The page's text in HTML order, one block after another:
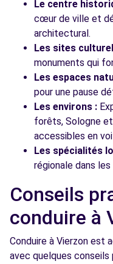
Le centre
cœur de ville et
architectural.
Les sites
monuments qui
Les espaces
pour une pause
Les environs :
forêts, Sologne
accessibles en
Les spécialités
régionale dans
Conseils
conduire à
Conduire à Vierzon est
avec quelques